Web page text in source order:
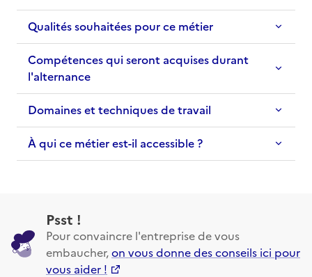
Qualités souhaitées pour ce métier
Compétences qui seront acquises durant
l'alternance
Domaines et techniques de travail
À qui ce métier est-il accessible ?
Psst !
Pour convaincre l'entreprise de vous
embaucher,on vous donne des conseils ici pour
vous aider !